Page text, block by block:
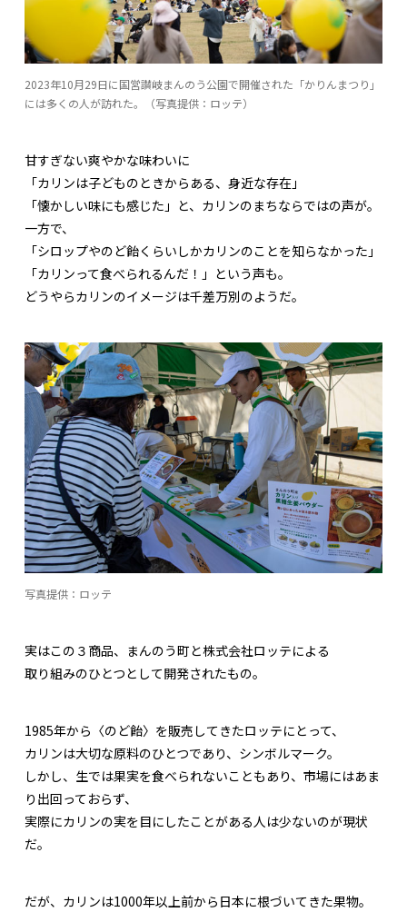
2023年10月29日に国営讃岐まんのう公園で開催された「かりんまつり」
には多くの人が訪れた。（写真提供：ロッテ）
甘すぎない爽やかな味わいに
「カリンは子どものときからある、身近な存在」
「懐かしい味にも感じた」と、カリンのまちならではの声が。
一方で、
「シロップやのど飴くらいしかカリンのことを知らなかった」
「カリンって食べられるんだ！」という声も。
どうやらカリンのイメージは千差万別のようだ。
写真提供：ロッテ
実はこの３商品、まんのう町と株式会社ロッテによる
取り組みのひとつとして開発されたもの。
1985年から〈のど飴〉を販売してきたロッテにとって、
カリンは大切な原料のひとつであり、シンボルマーク。
しかし、生では果実を食べられないこともあり、市場にはあま
り出回っておらず、
実際にカリンの実を目にしたことがある人は少ないのが現状
だ。
だが、カリンは1000年以上前から日本に根づいてきた果物。